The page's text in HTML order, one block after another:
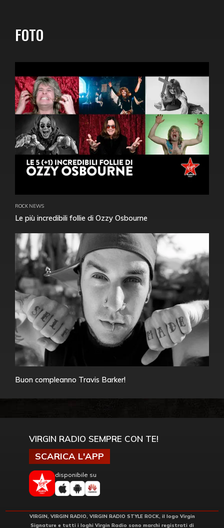
FOTO
ROCK NEWS
Le più incredibili follie di Ozzy Osbourne
Buon compleanno Travis Barker!
VIRGIN RADIO SEMPRE CON TE!
SCARICA L'APP
disponibile su
VIRGIN, VIRGIN RADIO, VIRGIN RADIO STYLE ROCK, il logo Virgin
Signature e tutti i loghi Virgin Radio sono marchi registrati di